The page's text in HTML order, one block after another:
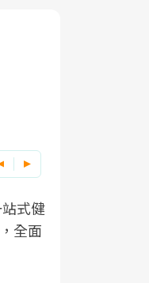
發，
立對
行